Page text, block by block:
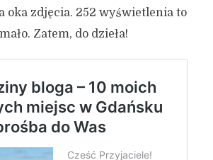
oka zdjęcia. 252 wyświetlenia to
Zatem, do dzieła!